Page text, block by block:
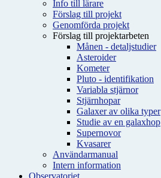
Info till lärare
Förslag till projekt
Genomförda projekt
Förslag till projektarbeten
Månen - detaljstudier
Asteroider
Kometer
Pluto - identifikation
Variabla stjärnor
Stjärnhopar
Galaxer av olika typer
Studie av en galaxhop
Supernovor
Kvasarer
Användarmanual
Intern information
Observatoriet